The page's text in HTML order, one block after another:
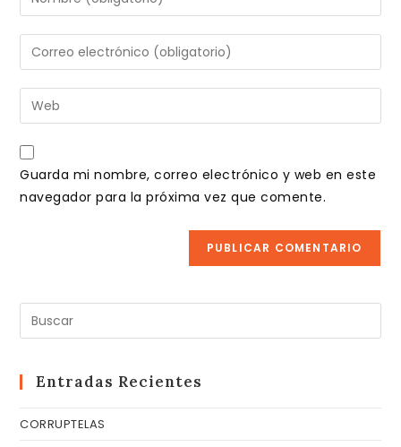
tu
nombre
de
usuario
para
comentar
Introduce
tu
dirección
de
electrónico
para
comentar
Introduce
la
URL
de
Guarda mi nombre, correo electrónico y web en este
navegador para la próxima vez que comente.
Entradas Recientes
CORRUPTELAS